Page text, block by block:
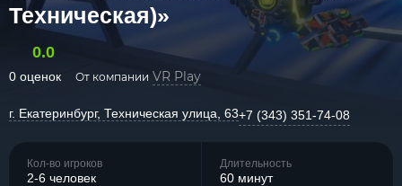
Техническая)»
0.0
0 оценок От компании VR Play
г. Екатеринбург, Техническая улица, 63+7 (343) 351-74-08
Кол-во игроков
2-6 человек
Длительность
60 минут